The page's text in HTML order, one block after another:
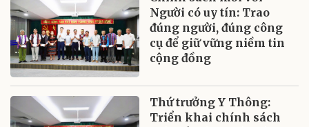
Người có uy tín: Trao
đúng người, đúng công
cụ để giữ vững niềm tin
cộng đồng
Thứ trưởng Y Thông:
Triển khai chính sách